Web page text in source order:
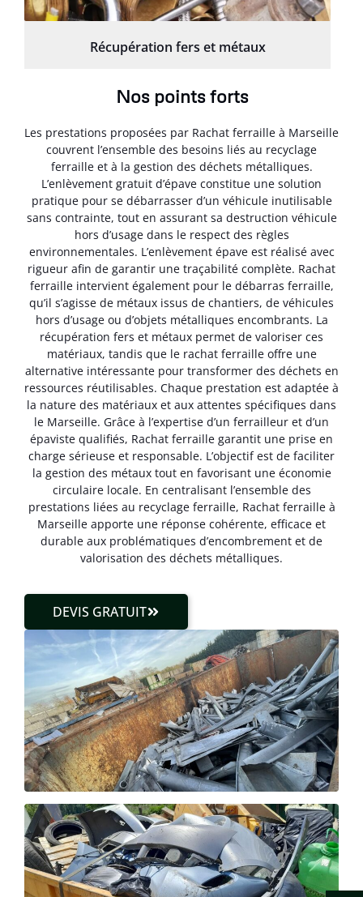
Récupération fers et métaux
Nos points forts
Les prestations proposées par Rachat ferraille à Marseille
couvrent l’ensemble des besoins liés au recyclage
ferraille et à la gestion des déchets métalliques.
L’enlèvement gratuit d’épave constitue une solution
pratique pour se débarrasser d’un véhicule inutilisable
sans contrainte, tout en assurant sa destruction véhicule
hors d’usage dans le respect des règles
environnementales. L’enlèvement épave est réalisé avec
rigueur afin de garantir une traçabilité complète. Rachat
ferraille intervient également pour le débarras ferraille,
qu’il s’agisse de métaux issus de chantiers, de véhicules
hors d’usage ou d’objets métalliques encombrants. La
récupération fers et métaux permet de valoriser ces
matériaux, tandis que le rachat ferraille offre une
alternative intéressante pour transformer des déchets en
ressources réutilisables. Chaque prestation est adaptée à
la nature des matériaux et aux attentes spécifiques dans
le Marseille. Grâce à l’expertise d’un ferrailleur et d’un
épaviste qualifiés, Rachat ferraille garantit une prise en
charge sérieuse et responsable. L’objectif est de faciliter
la gestion des métaux tout en favorisant une économie
circulaire locale. En centralisant l’ensemble des
prestations liées au recyclage ferraille, Rachat ferraille à
Marseille apporte une réponse cohérente, efficace et
durable aux problématiques d’encombrement et de
valorisation des déchets métalliques.
DEVIS GRATUIT